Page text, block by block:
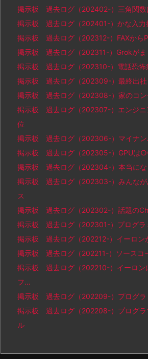
掲示板 過去ログ（202402-）三角関数
掲示板 過去ログ（202401-）かな入力
掲示板 過去ログ（202312-）FAXから
掲示板 過去ログ（202311-）Grokがま
掲示板 過去ログ（202310-）電話恐怖
掲示板 過去ログ（202309-）最終出社
掲示板 過去ログ（202308-）家のコン
掲示板 過去ログ（202307-）エンジニ
位
掲示板 過去ログ（202306-）マイナン
掲示板 過去ログ（202305-）GPUは
掲示板 過去ログ（202304-）本当にな
掲示板 過去ログ（202303-）みんなが
ス
掲示板 過去ログ（202302-）話題の
掲示板 過去ログ（202301-）プログラ
掲示板 過去ログ（202212-）イーロン
掲示板 過去ログ（202211-）ソースコ
掲示板 過去ログ（202210-）イーロン
フ…
掲示板 過去ログ（202209-）プログラ
掲示板 過去ログ（202208-）プログラ
ル